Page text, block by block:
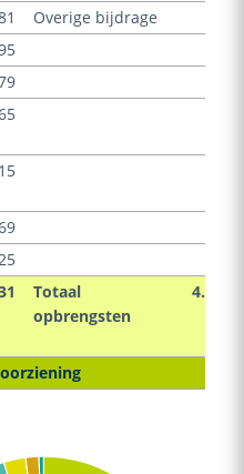
Overige bijdrage
Totaal
opbrengsten
4.531